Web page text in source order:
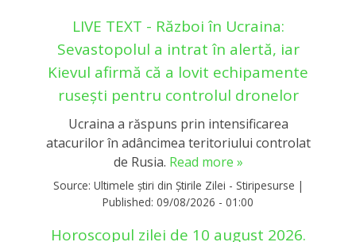
LIVE TEXT - Război în Ucraina:
Sevastopolul a intrat în alertă, iar
Kievul afirmă că a lovit echipamente
rusești pentru controlul dronelor
Ucraina a răspuns prin intensificarea
atacurilor în adâncimea teritoriului controlat
de Rusia. Read more »
Source: Ultimele știri din Știrile Zilei - Stiripesurse |
Published: 09/08/2026 - 01:00
Horoscopul zilei de 10 august 2026.